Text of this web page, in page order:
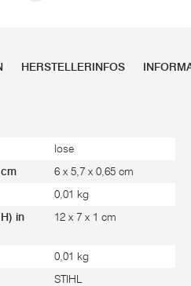
HERSTELLERINFOS
lose
6 x 5,7 x 0,65 cm
0,01 kg
in
12 x 7 x 1 cm
0,01 kg
STIHL